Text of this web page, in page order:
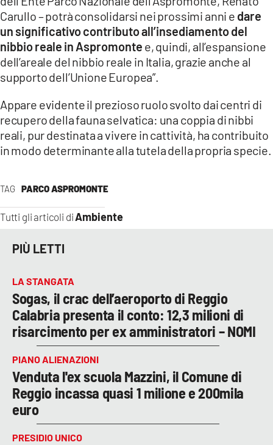
TAG PARCO ASPROMONTE
Tutti gli articoli diAmbiente
Carullo – potrà consolidarsi nei prossimi anni e dare
un significativo contributo all’insediamento del
nibbio reale in Aspromonte e, quindi, all’espansione
dell’areale del nibbio reale in Italia, grazie anche al
supporto dell’Unione Europea”.
Appare evidente il prezioso ruolo svolto dai centri di
recupero della fauna selvatica: una coppia di nibbi
reali, pur destinata a vivere in cattività, ha contribuito
in modo determinante alla tutela della propria specie.
PIÙ LETTI
LA STANGATA
Sogas, il crac dell’aeroporto di Reggio
Calabria presenta il conto: 12,3 milioni di
risarcimento per ex amministratori – NOMI
PIANO ALIENAZIONI
Venduta l'ex scuola Mazzini, il Comune di
Reggio incassa quasi 1 milione e 200mila
euro
PRESIDIO UNICO